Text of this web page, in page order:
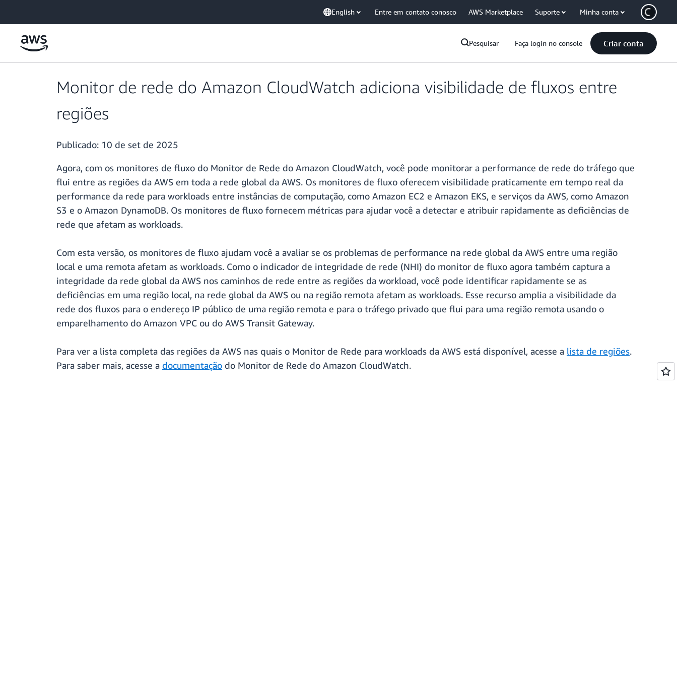
English Entre em contato conosco AWS Marketplace Suporte Minha conta
Pesquisar Faça login no console Criar conta
Monitor de rede do Amazon CloudWatch adiciona visibilidade de fluxos entre
regiões
Publicado: 10 de set de 2025
Agora, com os monitores de fluxo do Monitor de Rede do Amazon CloudWatch, você pode monitorar a performance de rede do tráfego que
flui entre as regiões da AWS em toda a rede global da AWS. Os monitores de fluxo oferecem visibilidade praticamente em tempo real da
performance da rede para workloads entre instâncias de computação, como Amazon EC2 e Amazon EKS, e serviços da AWS, como Amazon
S3 e o Amazon DynamoDB. Os monitores de fluxo fornecem métricas para ajudar você a detectar e atribuir rapidamente as deficiências de
rede que afetam as workloads.
Com esta versão, os monitores de fluxo ajudam você a avaliar se os problemas de performance na rede global da AWS entre uma região
local e uma remota afetam as workloads. Como o indicador de integridade de rede (NHI) do monitor de fluxo agora também captura a
integridade da rede global da AWS nos caminhos de rede entre as regiões da workload, você pode identificar rapidamente se as
deficiências em uma região local, na rede global da AWS ou na região remota afetam as workloads. Esse recurso amplia a visibilidade da
rede dos fluxos para o endereço IP público de uma região remota e para o tráfego privado que flui para uma região remota usando o
emparelhamento do Amazon VPC ou do AWS Transit Gateway.
Para ver a lista completa das regiões da AWS nas quais o Monitor de Rede para workloads da AWS está disponível, acesse a lista de regiões.
Para saber mais, acesse a documentação do Monitor de Rede do Amazon CloudWatch.